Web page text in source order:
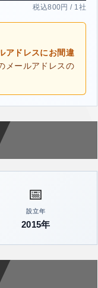
税込800円 / 1社
アドレスにお間違
メールアドレスの
📅
設立年
2015年